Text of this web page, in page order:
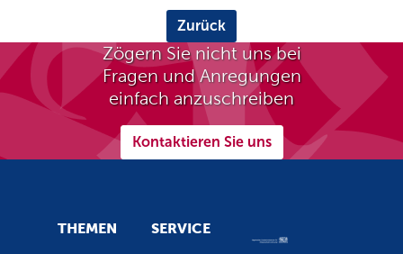
Zurück
Zögern Sie nicht uns bei
Fragen und Anregungen
einfach anzuschreiben
Kontaktieren Sie uns
THEMEN SERVICE